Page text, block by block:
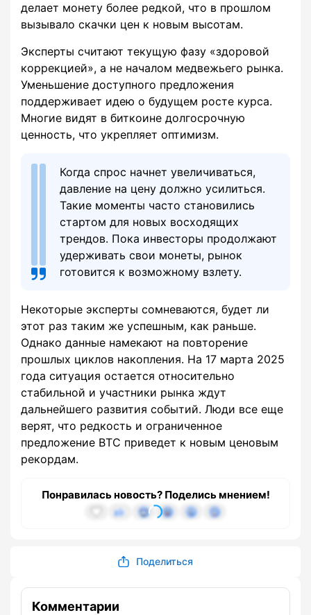
делает монету более редкой, что в прошлом
вызывало скачки цен к новым высотам.
Эксперты считают текущую фазу «здоровой
коррекцией», а не началом медвежьего рынка.
Уменьшение доступного предложения
поддерживает идею о будущем росте курса.
Многие видят в биткоине долгосрочную
ценность, что укрепляет оптимизм.
Когда спрос начнет увеличиваться,
давление на цену должно усилиться.
Такие моменты часто становились
стартом для новых восходящих
трендов. Пока инвесторы продолжают
удерживать свои монеты, рынок
готовится к возможному взлету.
Некоторые эксперты сомневаются, будет ли
этот раз таким же успешным, как раньше.
Однако данные намекают на повторение
прошлых циклов накопления. На 17 марта 2025
года ситуация остается относительно
стабильной и участники рынка ждут
дальнейшего развития событий. Люди все еще
верят, что редкость и ограниченное
предложение BTC приведет к новым ценовым
рекордам.
Понравилась новость? Поделись мнением!
Поделиться
Комментарии